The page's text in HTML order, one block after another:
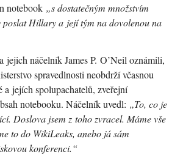
notebook „s dostatečným množstvím
poslat Hillary a její tým na dovolenou na
jejich náčelník James P. O’Neil oznámili,
spravedlnosti neobdrží včasnou
a jejích spolupachatelů, zveřejní
notebooku. Náčelník uvedl: „To, co je
Doslova jsem z toho zvracel. Máme vše
to do WikiLeaks, anebo já sám
konferenci.“